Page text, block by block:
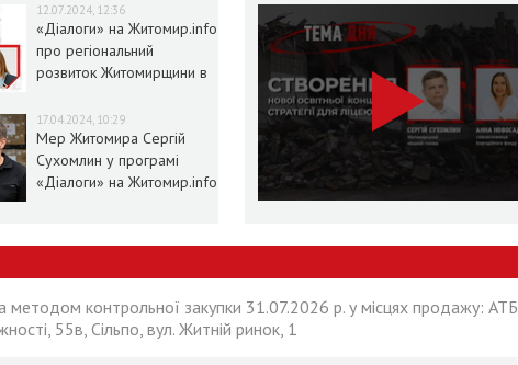
12.07.2024, 12:36
«Діалоги» на Житомир.info
про регіональний
розвиток Житомирщини в
17.04.2024, 10:29
Мер Житомира Сергій
Сухомлин у програмі
«Діалоги» на Житомир.info
методом контрольної закупки 31.07.2026 р. у місцях продажу: АТБ,
55в, Сільпо, вул. Житній ринок, 1